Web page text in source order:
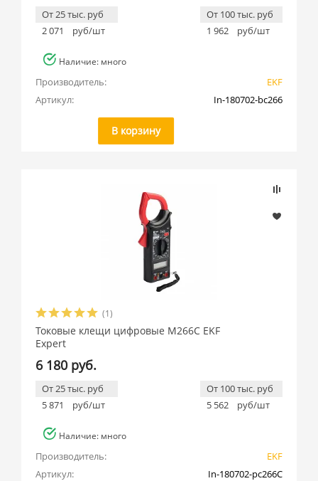
От 25 тыс. руб
2 071
руб/шт
От 100 тыс. руб
1 962
руб/шт
Наличие: много
Производитель:
EKF
Артикул:
In-180702-bc266
В корзину
(1)
Токовые клещи цифровые M266C EKF
Expert
6 180 руб.
От 25 тыс. руб
5 871
руб/шт
От 100 тыс. руб
5 562
руб/шт
Наличие: много
Производитель:
EKF
Артикул:
In-180702-pc266C